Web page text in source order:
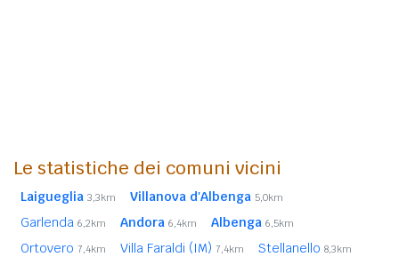
Le statistiche dei comuni vicini
Laigueglia 3,3km Villanova d'Albenga 5,0km
Garlenda 6,2km Andora 6,4km Albenga 6,5km
Ortovero 7,4km Villa Faraldi (IM) 7,4km Stellanello 8,3km